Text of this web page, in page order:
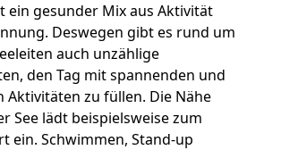
ein gesunder Mix aus Aktivität
Deswegen gibt es rund um
auch unzählige
den Tag mit spannenden und
Aktivitäten zu füllen. Die Nähe
See lädt beispielsweise zum
ein. Schwimmen, Stand-up